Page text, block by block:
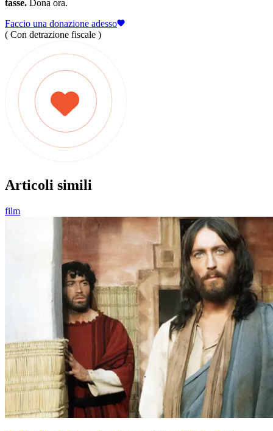
tasse. Dona ora.
Faccio una donazione adesso
( Con detrazione fiscale )
Articoli simili
film